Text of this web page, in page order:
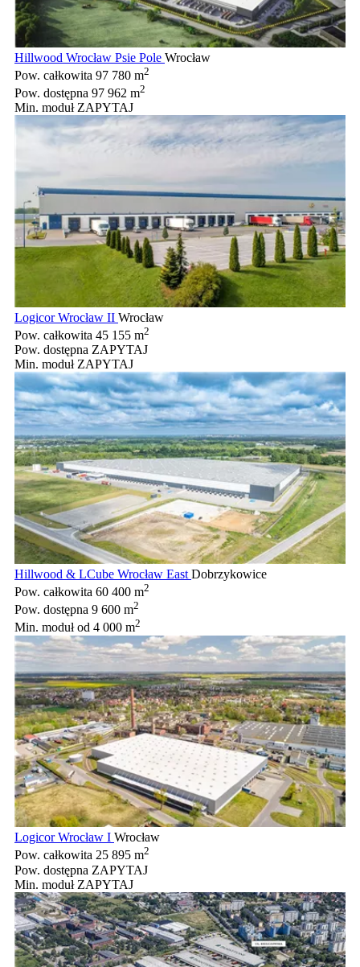
Hillwood Wrocław Psie Pole Wrocław
Pow. całkowita 97 780 m2
Pow. dostępna 97 962 m2
Min. moduł ZAPYTAJ
Logicor Wrocław II Wrocław
Pow. całkowita 45 155 m2
Pow. dostępna ZAPYTAJ
Min. moduł ZAPYTAJ
Hillwood & LCube Wrocław East Dobrzykowice
Pow. całkowita 60 400 m2
Pow. dostępna 9 600 m2
Min. modułod 4 000 m2
Logicor Wrocław I Wrocław
Pow. całkowita 25 895 m2
Pow. dostępna ZAPYTAJ
Min. moduł ZAPYTAJ